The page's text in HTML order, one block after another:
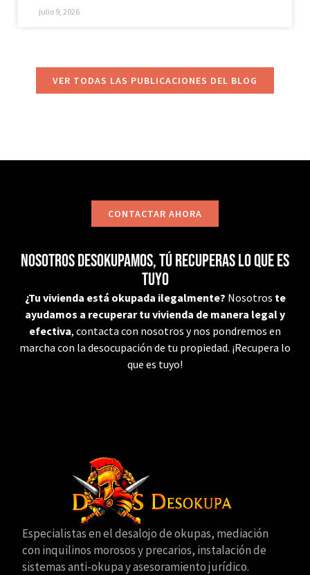
julio 9, 2026
VER TODAS LAS PUBLICACIONES DEL BLOG
CONTACTAR AHORA
Nosotros desokupamos, tú recuperas lo que es
tuyo
¿Tu vivienda está okupada ilegalmente? Nosotros te
ayudamos a recuperar tu vivienda de manera legal y
efectiva, contacta con nosotros y nos pondremos en
marcha con la desocupación de tu propiedad. ¡Recupera lo
que es tuyo!
Especialistas en el desalojo de okupas, mediación
con inquilinos morosos y precarios, instalación de
sistemas anti-okupa y asesoramiento jurídico.